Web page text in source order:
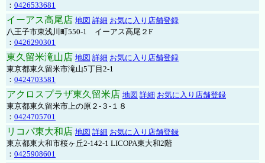
： 0426533681
イーアス高尾店 地図 詳細 お気に入り店舗登録
八王子市東浅川町550-1 イーアス高尾２F
： 0426290301
東久留米滝山店 地図 詳細 お気に入り店舗登録
東京都東久留米市滝山5丁目2-1
： 0424703581
アクロスプラザ東久留米店 地図 詳細 お気に入り店舗登録
東京都東久留米市上の原２-３-１８
： 0424705701
リコパ東大和店 地図 詳細 お気に入り店舗登録
東京都東大和市桜ヶ丘2-142-1 LICOPA東大和2階
： 0425908601